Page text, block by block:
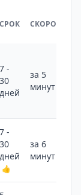
СРОК СКОРОСТЬ
7 -
30
дней
за 5
минут
7 -
30
дней
👍
за 6
минут